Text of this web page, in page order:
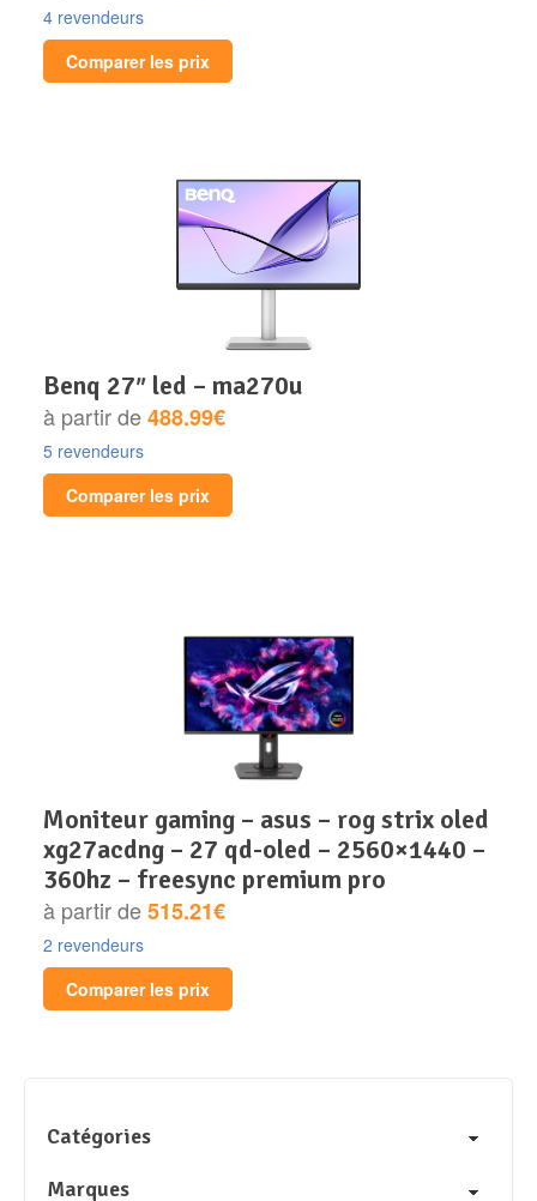
4 revendeurs
Comparer les prix
benq 27″ led – ma270u
à partir de488.99€
5 revendeurs
Comparer les prix
moniteur gaming – asus – rog strix oled
xg27acdng – 27 qd-oled – 2560×1440 –
360hz – freesync premium pro
à partir de515.21€
2 revendeurs
Comparer les prix
Catégories
Marques